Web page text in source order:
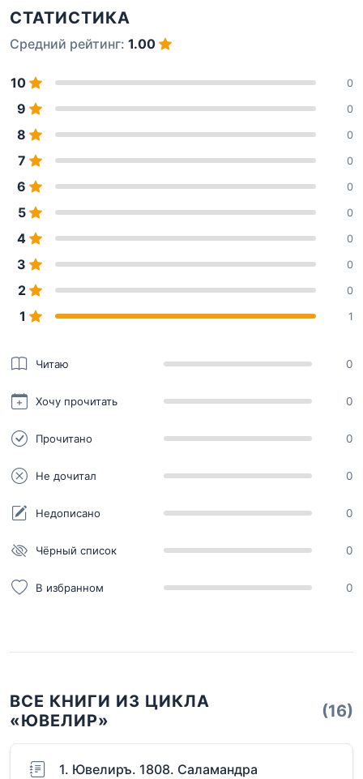
СТАТИСТИКА
Средний рейтинг: 1.00
10 0
9 0
8 0
7 0
6 0
5 0
4 0
3 0
2 0
1 1
Читаю 0
Хочу прочитать 0
Прочитано 0
Не дочитал 0
Недописано 0
Чёрный список 0
В избранном 0
ВСЕ КНИГИ ИЗ ЦИКЛА
«ЮВЕЛИР»
(16)
1. Ювелиръ. 1808. Саламандра